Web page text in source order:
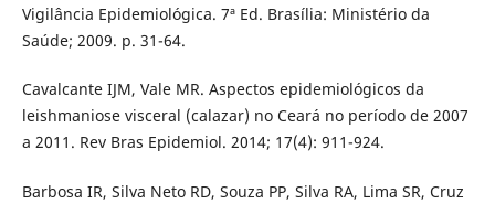
Vigilância Epidemiológica. 7ª Ed. Brasília: Ministério da
Saúde; 2009. p. 31-64.
Cavalcante IJM, Vale MR. Aspectos epidemiológicos da
leishmaniose visceral (calazar) no Ceará no período de 2007
a 2011. Rev Bras Epidemiol. 2014; 17(4): 911-924.
Barbosa IR, Silva Neto RD, Souza PP, Silva RA, Lima SR, Cruz